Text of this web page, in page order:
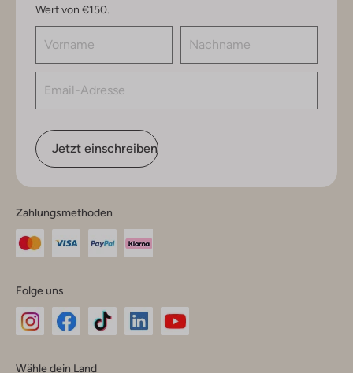
Wert von €150.
Jetzt einschreiben
Zahlungsmethoden
Folge uns
Wähle dein Land